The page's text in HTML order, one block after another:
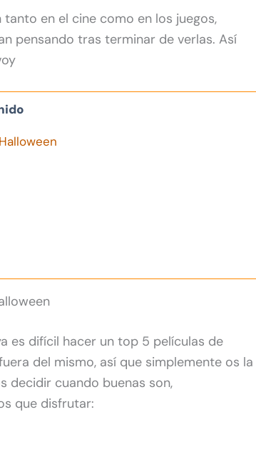
tanto en el cine como en los juegos,
pensando tras terminar de verlas. Así
es difícil hacer un top 5 películas de
del mismo, así que simplemente os la
decidir cuando buenas son,
que disfrutar: